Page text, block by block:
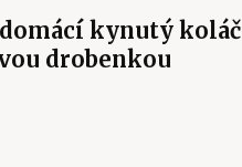
kynutý koláč
drobenkou